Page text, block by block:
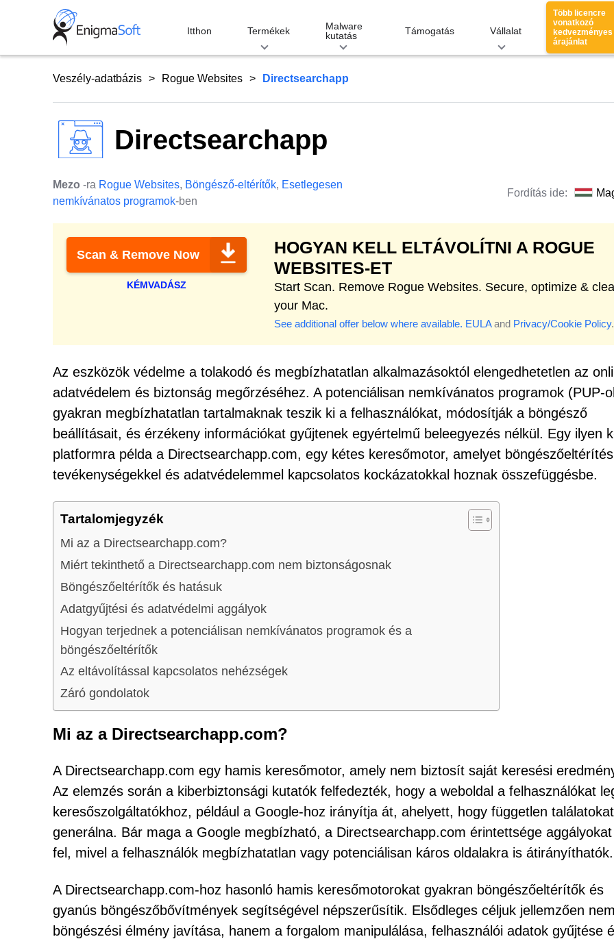
Itthon Termékek
Malware
kutatás
Támogatás Vállalat
Több licencre
vonatkozó
kedvezményes
árajánlat
Veszély-adatbázis Rogue Websites Directsearchapp
Directsearchapp
Mezo -ra Rogue Websites, Böngésző-eltérítők, Esetlegesen
nemkívánatos programok-ben
Fordítás ide:
Scan & Remove Now
KÉMVADÁSZ
HOGYAN KELL ELTÁVOLÍTNI A ROGUE
WEBSITES-ET
Start Scan. Remove Rogue Websites. Secure, optimize &
your Mac.
See additional offer below where available. EULAand Privacy/Cookie Policy.
Az eszközök védelme a tolakodó és megbízhatatlan alkalmazásoktól elengedhetetlen az
adatvédelem és biztonság megőrzéséhez. A potenciálisan nemkívánatos programok (PUP-
gyakran megbízhatatlan tartalmaknak teszik ki a felhasználókat, módosítják a böngésző
beállításait, és érzékeny információkat gyűjtenek egyértelmű beleegyezés nélkül. Egy ilyen
platformra példa a Directsearchapp.com, egy kétes keresőmotor, amelyet
tevékenységekkel és adatvédelemmel kapcsolatos kockázatokkal hoznak összefüggésbe.
Tartalomjegyzék
Mi az a Directsearchapp.com?
Miért tekinthető a Directsearchapp.com nem biztonságosnak
Böngészőeltérítők és hatásuk
Adatgyűjtési és adatvédelmi aggályok
Hogyan terjednek a potenciálisan nemkívánatos programok és a
böngészőeltérítők
Az eltávolítással kapcsolatos nehézségek
Záró gondolatok
Mi az a Directsearchapp.com?
A Directsearchapp.com egy hamis keresőmotor, amely nem biztosít saját keresési
Az elemzés során a kiberbiztonsági kutatók felfedezték, hogy a weboldal a felhasználókat
keresőszolgáltatókhoz, például a Google-hoz irányítja át, ahelyett, hogy független találatokat
generálna. Bár maga a Google megbízható, a Directsearchapp.com érintettsége
fel, mivel a felhasználók megbízhatatlan vagy potenciálisan káros oldalakra is átirányíthatók.
A Directsearchapp.com-hoz hasonló hamis keresőmotorokat gyakran böngészőeltérítők és
gyanús böngészőbővítmények segítségével népszerűsítik. Elsődleges céljuk jellemzően
böngészési élmény javítása, hanem a forgalom manipulálása, felhasználói adatok gyűjtése